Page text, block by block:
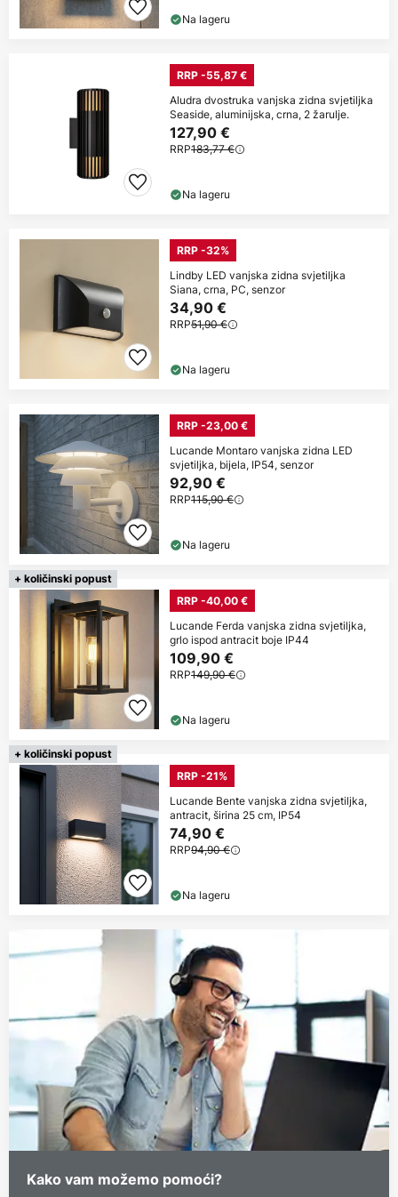
Na lageru
RRP -55,87 €
Aludra dvostruka vanjska zidna svjetiljka
Seaside, aluminijska, crna, 2 žarulje.
127,90 €
RRP183,77 €
Na lageru
RRP -32%
Lindby LED vanjska zidna svjetiljka
Siana, crna, PC, senzor
34,90 €
RRP51,90 €
Na lageru
RRP -23,00 €
Lucande Montaro vanjska zidna LED
svjetiljka, bijela, IP54, senzor
92,90 €
RRP115,90 €
Na lageru
+ količinski popust
RRP -40,00 €
Lucande Ferda vanjska zidna svjetiljka,
grlo ispod antracit boje IP44
109,90 €
RRP149,90 €
Na lageru
+ količinski popust
RRP -21%
Lucande Bente vanjska zidna svjetiljka,
antracit, širina 25 cm, IP54
74,90 €
RRP94,90 €
Na lageru
Kako vam možemo pomoći?